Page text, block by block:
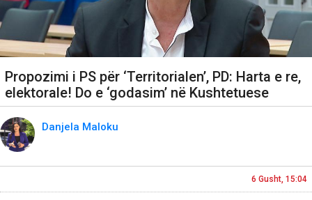
Propozimi i PS për ‘Territorialen’, PD: Harta e re,
elektorale! Do e ‘godasim’ në Kushtetuese
Danjela Maloku
6 Gusht, 15:04